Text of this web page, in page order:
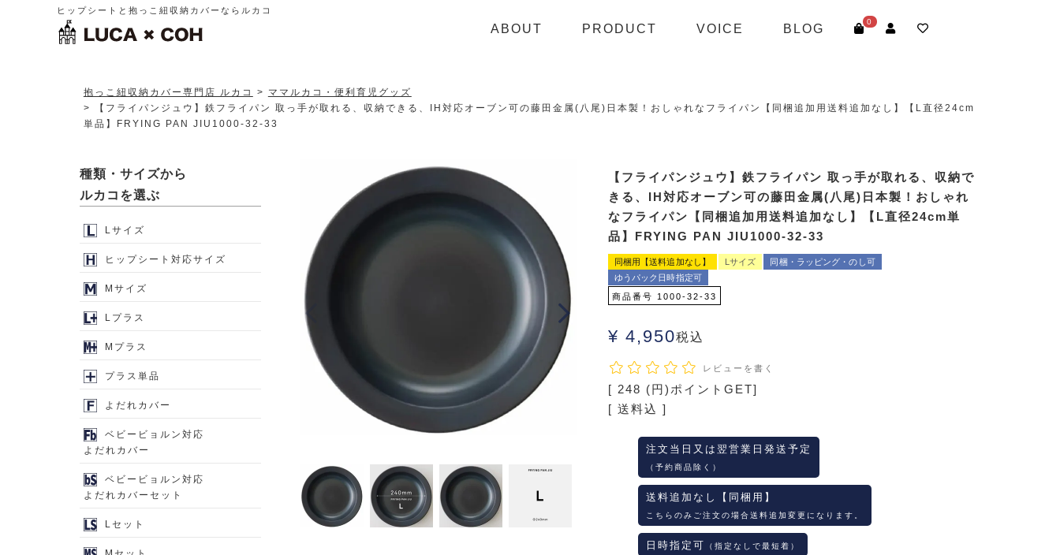
ヒップシートと抱っこ紐収納カバーならルカコ
ABOUT PRODUCT VOICE BLOG
0
抱っこ紐収納カバー専門店 ルカコ
ママルカコ・便利育児グッズ
【フライパンジュウ】鉄フライパン 取っ手が取れる、収納できる、IH対応オーブン可の藤田金属(八尾)日本製！おしゃれなフライパン【同梱追加用送料追加なし】【L直径24cm
単品】FRYING PAN JIU1000-32-33
【フライパンジュウ】鉄フライパン 取っ手が取れる、収納で
きる、IH対応オーブン可の藤田金属(八尾)日本製！おしゃれ
なフライパン【同梱追加用送料追加なし】【L直径24cm単
品】FRYING PAN JIU1000-32-33
同梱用【送料追加なし】 Lサイズ
同梱・ラッピング・のし可
ゆうパック日時指定可
商品番号
1000-32-33
¥ 4,950税込
レビューを書く
[ 248 (円)ポイントGET]
送料込
注文当日又は翌営業日発送予定
（予約商品除く）
送料追加なし【同梱用】
こちらのみご注文の場合送料追加変更になります。
日時指定可 （指定なしで最短着）
種類・サイズから
ルカコを選ぶ
Lサイズ
ヒップシート対応サイズ
Mサイズ
Lプラス
Mプラス
プラス単品
よだれカバー
ベビービョルン対応
よだれカバー
ベビービョルン対応
よだれカバーセット
Lセット